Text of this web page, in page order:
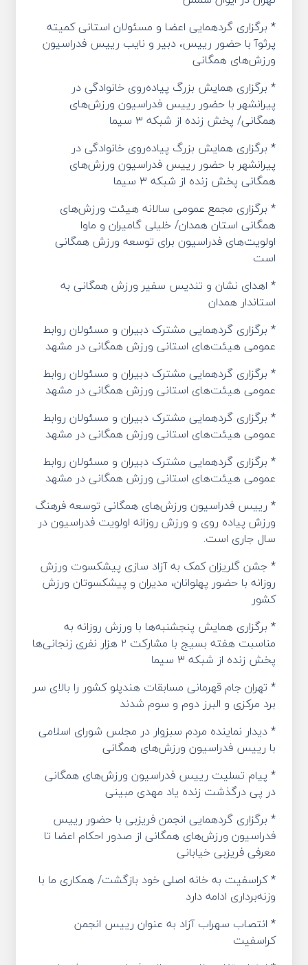
* برگزاری گردهمایی اعضا و مسئولان استانی کمیته
پرثوآ با حضور رییس، دبیر و نایب رییس فدراسیون
ورزش‌های همگانی
* برگزاری همایش بزرگ پیاده‌روی خانوادگی در
پیرانشهر با حضور رییس فدراسیون ورزش‌های
همگانی/ پخش زنده از شبکه ۳ سیما
* برگزاری همایش بزرگ پیاده‌روی خانوادگی در
پیرانشهر با حضور رییس فدراسیون ورزش‌های
همگانی پخش زنده از شبکه ۳ سیما
* برگزاری مجمع عمومی سالانه هیئت ورزش‌های
همگانی استان همدان/ خلیلی گامیران و ماوا
اولویت‌های فدراسیون برای توسعه ورزش همگانی
است
* اهدای نشان و تندیس سفیر ورزش همگانی به
استاندار همدان
* برگزاری گردهمایی مشترک دبیران و مسئولان روابط
عمومی هیئت‌های استانی ورزش همگانی در مشهد
* برگزاری گردهمایی مشترک دبیران و مسئولان روابط
عمومی هیئت‌های استانی ورزش همگانی در مشهد
* برگزاری گردهمایی مشترک دبیران و مسئولان روابط
عمومی هیئت‌های استانی ورزش همگانی در مشهد
* برگزاری گردهمایی مشترک دبیران و مسئولان روابط
عمومی هیئت‌های استانی ورزش همگانی در مشهد
* رییس فدراسیون ورزش‌های همگانی توسعه فرهنگ
ورزش پیاده روی و ورزش روزانه اولویت فدراسیون در
سال جاری است.
* جشن گلریزان کمک به آزاد سازی پیشکسوت ورزش
روزانه با حضور پهلوانان، مدیران و پیشکسوتان ورزش
کشور
* برگزاری همایش‌ پنجشنبه‌ها با ورزش روزانه به
مناسبت هفته بسیج با مشارکت ۲ هزار نفری زنجانی‌ها
پخش زنده از شبکه ۳ سیما
* تهران جام قهرمانی مسابقات هندپلو کشور را بالای سر
برد مرکزی و البرز دوم و سوم شدند
* دیدار نماینده مردم سبزوار در مجلس شورای اسلامی
با رییس فدراسیون ورزش‌های همگانی
* پیام تسلیت رییس فدراسیون ورزش‌های همگانی
در پی درگذشت زنده یاد مهدی مبینی
* برگزاری گردهمایی انجمن فریزبی با حضور رییس
فدراسیون ورزش‌های همگانی از صدور احکام اعضا تا
معرفی فریزبی خیابانی
* کراسفیت به خانه اصلی خود بازگشت/ همکاری ما با
وزنه‌برداری ادامه دارد
* انتصاب سهراب آزاد به عنوان رییس انجمن
کراسفیت